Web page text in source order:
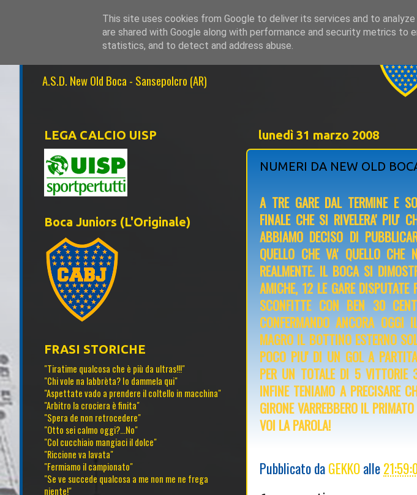
NEW OLD BOCA 1999
A.S.D. New Old Boca - Sansepolcro (AR)
lunedì 31 marzo 2008
NUMERI DA NEW OLD
A TRE GARE DAL TERMINE E
FINALE CHE SI RIVELERA' PIU'
ABBIAMO DECISO DI
QUELLO CHE VA' QUELLO
REALMENTE. IL BOCA SI
AMICHE, 12 LE GARE
SCONFITTE CON BEN 30
CONFERMANDO ANCORA OGGI
MAGRO IL BOTTINO ESTERNO
POCO PIU' DI UN GOL A
PER UN TOTALE DI 5 VITTORIE
INFINE TENIAMO A PRECISARE
GIRONE VARREBBERO IL
VOI LA PAROLA!
Pubblicato daGEKKOalle
LEGA CALCIO UISP
Boca Juniors (L'Originale)
FRASI STORICHE
"Tiratime qualcosa che è più da ultras!!!"
"Chi vole na labbrèta? Io dammela qui"
"Aspettate vado a prendere il coltello in macchina"
"Arbitro la crociera è finita"
"Spera de non retrocedere"
"Otto sei calmo oggi?...No"
"Col cucchiaio mangiaci il dolce"
"Riccione va lavata"
"Fermiamo il campionato"
"Se ve succede qualcosa a me non me ne frega
niente!"
This site uses cookies from Google to deliver its services and to
are shared with Google along with performance and security metrics to
statistics, and to detect and address abuse.